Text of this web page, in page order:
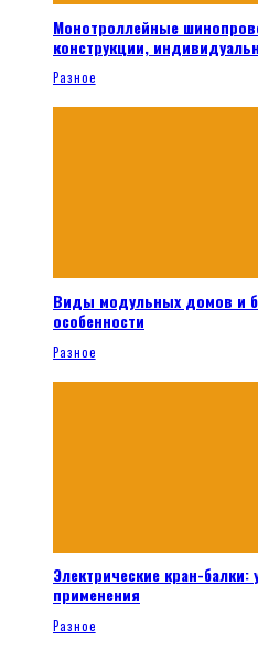
Монотроллейные
конструкции,
Разное
Виды модульных домов и
особенности
Разное
Электрические кран-
применения
Разное